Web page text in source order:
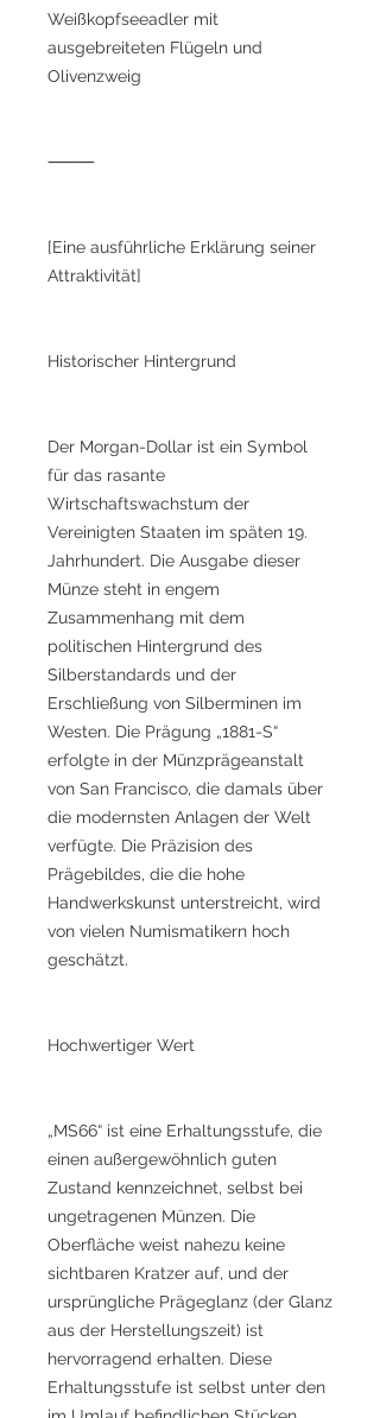
Weißkopfseeadler mit
ausgebreiteten Flügeln und
Olivenzweig
⸻
[Eine ausführliche Erklärung seiner
Attraktivität]
Historischer Hintergrund
Der Morgan-Dollar ist ein Symbol
für das rasante
Wirtschaftswachstum der
Vereinigten Staaten im späten 19.
Jahrhundert. Die Ausgabe dieser
Münze steht in engem
Zusammenhang mit dem
politischen Hintergrund des
Silberstandards und der
Erschließung von Silberminen im
Westen. Die Prägung „1881-S“
erfolgte in der Münzprägeanstalt
von San Francisco, die damals über
die modernsten Anlagen der Welt
verfügte. Die Präzision des
Prägebildes, die die hohe
Handwerkskunst unterstreicht, wird
von vielen Numismatikern hoch
geschätzt.
Hochwertiger Wert
„MS66“ ist eine Erhaltungsstufe, die
einen außergewöhnlich guten
Zustand kennzeichnet, selbst bei
ungetragenen Münzen. Die
Oberfläche weist nahezu keine
sichtbaren Kratzer auf, und der
ursprüngliche Prägeglanz (der Glanz
aus der Herstellungszeit) ist
hervorragend erhalten. Diese
Erhaltungsstufe ist selbst unter den